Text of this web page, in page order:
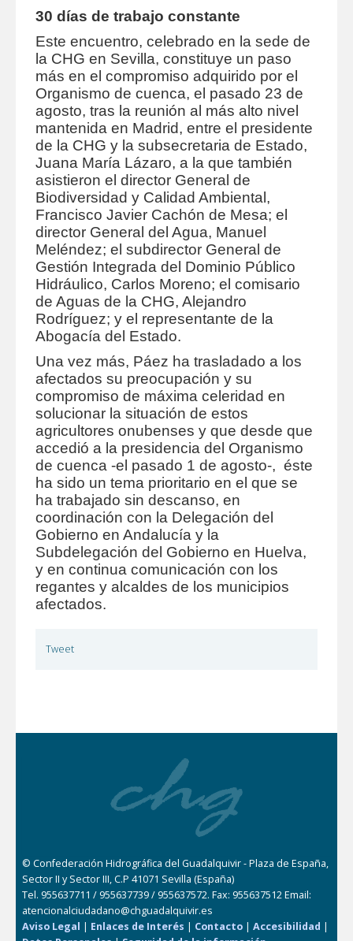
30 días de trabajo constante
Este encuentro, celebrado en la sede de
la CHG en Sevilla, constituye un paso
más en el compromiso adquirido por el
Organismo de cuenca, el pasado 23 de
agosto, tras la reunión al más alto nivel
mantenida en Madrid, entre el presidente
de la CHG y la subsecretaria de Estado,
Juana María Lázaro, a la que también
asistieron el director General de
Biodiversidad y Calidad Ambiental,
Francisco Javier Cachón de Mesa; el
director General del Agua, Manuel
Meléndez; el subdirector General de
Gestión Integrada del Dominio Público
Hidráulico, Carlos Moreno; el comisario
de Aguas de la CHG, Alejandro
Rodríguez; y el representante de la
Abogacía del Estado.
Una vez más, Páez ha trasladado a los
afectados su preocupación y su
compromiso de máxima celeridad en
solucionar la situación de estos
agricultores onubenses y que desde que
accedió a la presidencia del Organismo
de cuenca -el pasado 1 de agosto-, éste
ha sido un tema prioritario en el que se
ha trabajado sin descanso, en
coordinación con la Delegación del
Gobierno en Andalucía y la
Subdelegación del Gobierno en Huelva,
y en continua comunicación con los
regantes y alcaldes de los municipios
afectados.
Tweet
© Confederación Hidrográfica del Guadalquivir - Plaza de España,
Sector II y Sector III, C.P 41071 Sevilla (España)
Tel. 955637711 / 955637739 / 955637572. Fax: 955637512 Email:
atencionalciudadano@chguadalquivir.es
Aviso Legal | Enlaces de Interés | Contacto |Accesibilidad |